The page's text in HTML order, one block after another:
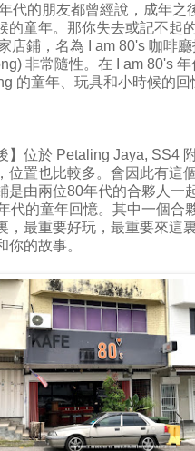
代的朋友都曾經說，成年之
的童年。那你失去或記不起
店鋪，名為 I am 80's 咖啡
非常隨性。在 I am 80's 年
的童年、玩具和小時候的回
】位於 Petaling Jaya, SS4
位置也比較多。會因此有這
是由兩位80年代的合夥人一
代的童年回憶。其中一個合
，最重要好玩，最重要來這
你的故事。